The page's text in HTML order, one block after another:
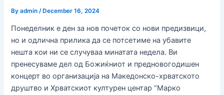
Byadmin /December 16, 2024
Понеделник е ден за нов почеток со нови предизвици,
но и одлична прилика да се потсетиме на убавите
нешта кои ни се случуваа минатата недела. Ви
пренесуваме дел од Божиќниот и предновогодишен
концерт во организација на Македонско-хрватското
друштво и Хрватскиот културен центар “Марко